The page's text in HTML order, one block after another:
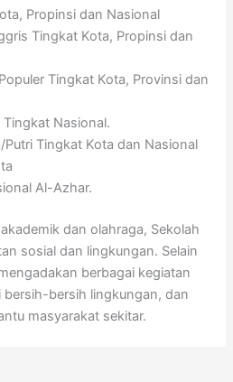
Propinsi dan Nasional
Tingkat Kota, Propinsi dan
Tingkat Kota, Provinsi dan
Tingkat Nasional.
Putri Tingkat Kota dan Nasional
Al-Azhar.
dan olahraga, Sekolah
sosial dan lingkungan. Selain
berbagai kegiatan
bersih lingkungan, dan
masyarakat sekitar.